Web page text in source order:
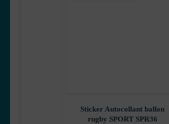
Sticker Autocollant ballon
rugby SPORT SPR36